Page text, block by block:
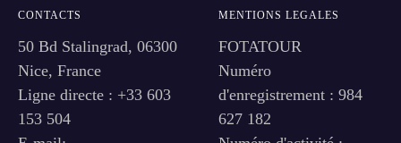
CONTACTS
50 Bd Stalingrad, 06300
Nice, France
Ligne directe : +33 603
153 504
MENTIONS LEGALES
FOTATOUR
Numéro
d'enregistrement : 984
627 182